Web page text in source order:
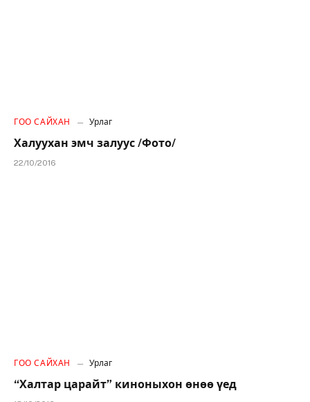
ГОО САЙХАН Урлаг
Халуухан эмч залуус /Фото/
22/10/2016
ГОО САЙХАН Урлаг
“Халтар царайт” киноныхон өнөө үед